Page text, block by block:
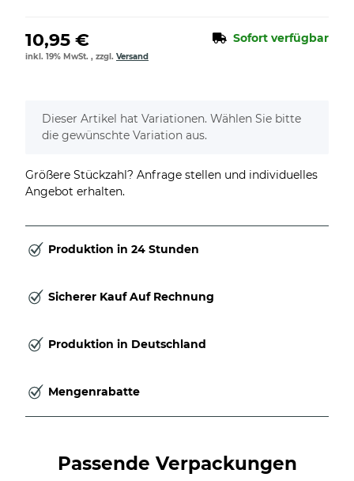
10,95 € Sofort verfügbar
inkl. 19% MwSt. , zzgl. Versand
x
Dieser Artikel hat Variationen. Wählen Sie bitte
die gewünschte Variation aus.
Größere Stückzahl? Anfrage stellen und individuelles
Angebot erhalten.
Produktion in 24 Stunden
Sicherer Kauf Auf Rechnung
Produktion in Deutschland
Mengenrabatte
Passende Verpackungen